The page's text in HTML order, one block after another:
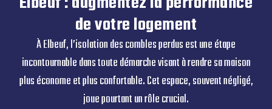
de votre logement
À Elbeuf, l’isolation des combles perdus est une étape
incontournable dans toute démarche visant à rendre sa maison
plus économe et plus confortable. Cet espace, souvent négligé,
joue pourtant un rôle crucial.